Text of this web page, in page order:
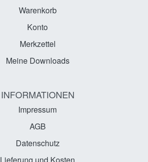
Warenkorb
Konto
Merkzettel
Meine Downloads
INFORMATIONEN
Impressum
AGB
Datenschutz